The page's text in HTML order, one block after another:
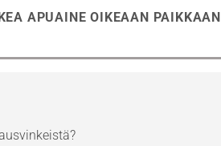
APUAINE OIKEAAN PAIKKAAN